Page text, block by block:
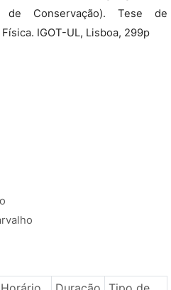
de Conservação). Tese de
IGOT-UL, Lisboa, 299p